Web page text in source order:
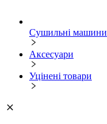
Сушильні машини
Аксесуари
Уцінені товари